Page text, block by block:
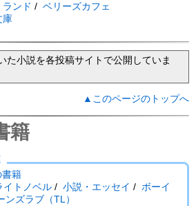
ランド / ベリーズカフェ
庫
た小説を各投稿サイトで公開していま
▲このページのトップへ
籍
書籍
イトノベル / 小説・エッセイ / ボーイ
ンズラブ（TL）